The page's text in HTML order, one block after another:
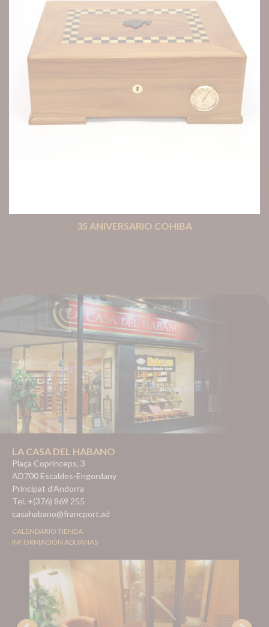
35 ANIVERSARIO COHIBA
LA CASA DEL HABANO
Plaça Coprínceps, 3
AD700 Escaldes-Engordany
Principat d'Andorra
Tel. +(376) 869 255
casahabano@francport.ad
CALENDARIO TIENDA
INFORMACIÓN ADUANAS